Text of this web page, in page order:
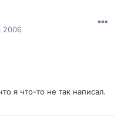
2006
я что-то не так написал.